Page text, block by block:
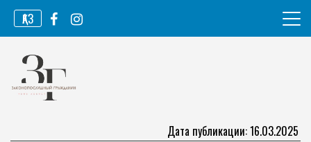
Перейти
содержимому
ҚАЗ
Законопослушный гражданин
Дата публикации: 16.03.2025